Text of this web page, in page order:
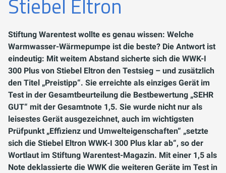
Stiebel Eltron
Stiftung Warentest wollte es genau wissen: Welche
Warmwasser-Wärmepumpe ist die beste? Die Antwort ist
eindeutig: Mit weitem Abstand sicherte sich die WWK-I
300 Plus von Stiebel Eltron den Testsieg – und zusätzlich
den Titel „Preistipp“. Sie erreichte als einziges Gerät im
Test in der Gesamtbeurteilung die Bestbewertung „SEHR
GUT“ mit der Gesamtnote 1,5. Sie wurde nicht nur als
leisestes Gerät ausgezeichnet, auch im wichtigsten
Prüfpunkt „Effizienz und Umwelteigenschaften“ „setzte
sich die Stiebel Eltron WWK-I 300 Plus klar ab“, so der
Wortlaut im Stiftung Warentest-Magazin. Mit einer 1,5 als
Note deklassierte die WWK die weiteren Geräte im Test in